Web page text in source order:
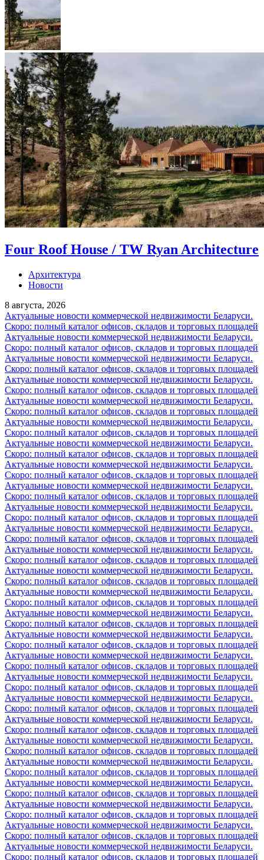
Four Roof House / TW Ryan Architecture
Архитектура
Новости
8 августа, 2026
Актуальные новости коммерческой недвижимости Беларуси.
Скоро: полный каталог офисов, складов и торговых площадей
Актуальные новости коммерческой недвижимости Беларуси.
Скоро: полный каталог офисов, складов и торговых площадей
Актуальные новости коммерческой недвижимости Беларуси.
Скоро: полный каталог офисов, складов и торговых площадей
Актуальные новости коммерческой недвижимости Беларуси.
Скоро: полный каталог офисов, складов и торговых площадей
Актуальные новости коммерческой недвижимости Беларуси.
Скоро: полный каталог офисов, складов и торговых площадей
Актуальные новости коммерческой недвижимости Беларуси.
Скоро: полный каталог офисов, складов и торговых площадей
Актуальные новости коммерческой недвижимости Беларуси.
Скоро: полный каталог офисов, складов и торговых площадей
Актуальные новости коммерческой недвижимости Беларуси.
Скоро: полный каталог офисов, складов и торговых площадей
Актуальные новости коммерческой недвижимости Беларуси.
Скоро: полный каталог офисов, складов и торговых площадей
Актуальные новости коммерческой недвижимости Беларуси.
Скоро: полный каталог офисов, складов и торговых площадей
Актуальные новости коммерческой недвижимости Беларуси.
Скоро: полный каталог офисов, складов и торговых площадей
Актуальные новости коммерческой недвижимости Беларуси.
Скоро: полный каталог офисов, складов и торговых площадей
Актуальные новости коммерческой недвижимости Беларуси.
Скоро: полный каталог офисов, складов и торговых площадей
Актуальные новости коммерческой недвижимости Беларуси.
Скоро: полный каталог офисов, складов и торговых площадей
Актуальные новости коммерческой недвижимости Беларуси.
Скоро: полный каталог офисов, складов и торговых площадей
Актуальные новости коммерческой недвижимости Беларуси.
Скоро: полный каталог офисов, складов и торговых площадей
Актуальные новости коммерческой недвижимости Беларуси.
Скоро: полный каталог офисов, складов и торговых площадей
Актуальные новости коммерческой недвижимости Беларуси.
Скоро: полный каталог офисов, складов и торговых площадей
Актуальные новости коммерческой недвижимости Беларуси.
Скоро: полный каталог офисов, складов и торговых площадей
Актуальные новости коммерческой недвижимости Беларуси.
Скоро: полный каталог офисов, складов и торговых площадей
Актуальные новости коммерческой недвижимости Беларуси.
Скоро: полный каталог офисов, складов и торговых площадей
Актуальные новости коммерческой недвижимости Беларуси.
Скоро: полный каталог офисов, складов и торговых площадей
Актуальные новости коммерческой недвижимости Беларуси.
Скоро: полный каталог офисов, складов и торговых площадей
Актуальные новости коммерческой недвижимости Беларуси.
Скоро: полный каталог офисов, складов и торговых площадей
Актуальные новости коммерческой недвижимости Беларуси.
Скоро: полный каталог офисов, складов и торговых площадей
Актуальные новости коммерческой недвижимости Беларуси.
Скоро: полный каталог офисов, складов и торговых площадей